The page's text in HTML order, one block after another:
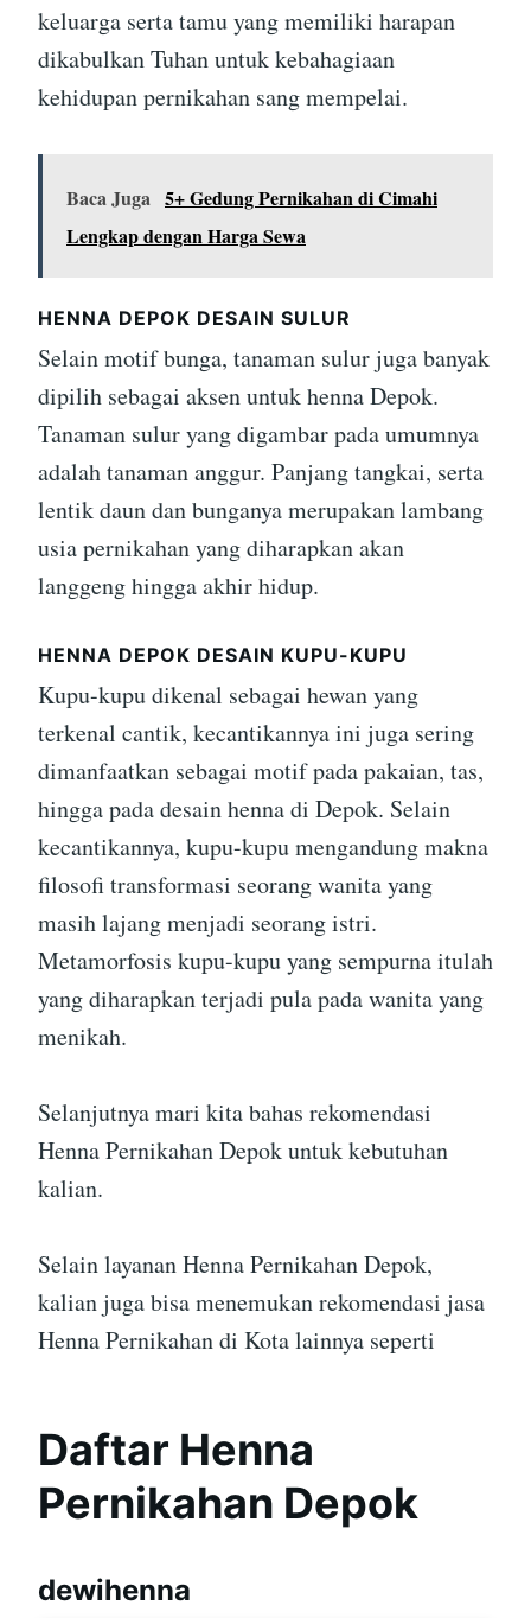
keluarga serta tamu yang memiliki harapan
dikabulkan Tuhan untuk kebahagiaan
kehidupan pernikahan sang mempelai.
Baca Juga 5+ Gedung Pernikahan di Cimahi
Lengkap dengan Harga Sewa
HENNA DEPOK DESAIN SULUR
Selain motif bunga, tanaman sulur juga banyak
dipilih sebagai aksen untuk henna Depok.
Tanaman sulur yang digambar pada umumnya
adalah tanaman anggur. Panjang tangkai, serta
lentik daun dan bunganya merupakan lambang
usia pernikahan yang diharapkan akan
langgeng hingga akhir hidup.
HENNA DEPOK DESAIN KUPU-KUPU
Kupu-kupu dikenal sebagai hewan yang
terkenal cantik, kecantikannya ini juga sering
dimanfaatkan sebagai motif pada pakaian, tas,
hingga pada desain henna di Depok. Selain
kecantikannya, kupu-kupu mengandung makna
filosofi transformasi seorang wanita yang
masih lajang menjadi seorang istri.
Metamorfosis kupu-kupu yang sempurna itulah
yang diharapkan terjadi pula pada wanita yang
menikah.
Selanjutnya mari kita bahas rekomendasi
Henna Pernikahan Depok untuk kebutuhan
kalian.
Selain layanan Henna Pernikahan Depok,
kalian juga bisa menemukan rekomendasi jasa
Henna Pernikahan di Kota lainnya seperti
Daftar Henna
Pernikahan Depok
dewihenna